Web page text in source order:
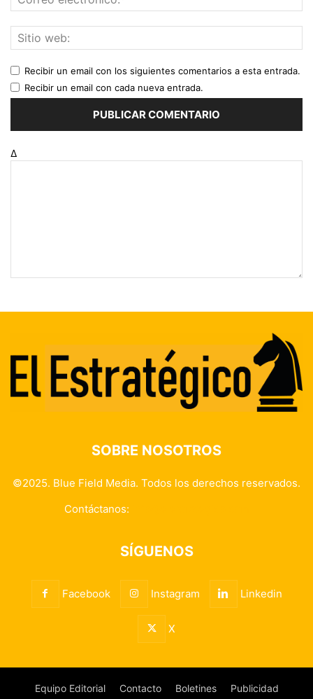
Recibir un email con los siguientes comentarios a esta entrada.
Recibir un email con cada nueva entrada.
Δ
SOBRE NOSOTROS
©2025. Blue Field Media. Todos los derechos reservados.
Contáctanos:
SÍGUENOS
Facebook Instagram Linkedin
X
Equipo Editorial Contacto Boletines Publicidad